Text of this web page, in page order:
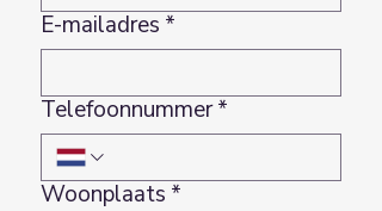
E-mailadres *
Telefoonnummer*
Woonplaats *